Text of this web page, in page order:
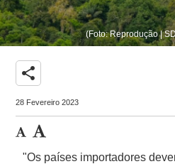
(Foto: Reprodução |
share
28 Fevereiro 2023
"Os países importadores